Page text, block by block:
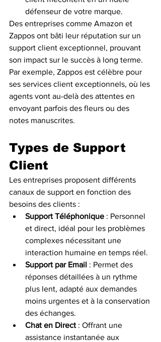
défenseur de votre marque.
Des entreprises comme Amazon et
Zappos ont bâti leur réputation sur un
support client exceptionnel, prouvant
son impact sur le succès à long terme.
Par exemple, Zappos est célèbre pour
ses services client exceptionnels, où les
agents vont au-delà des attentes en
envoyant parfois des fleurs ou des
notes manuscrites.
Types de Support
Client
Les entreprises proposent différents
canaux de support en fonction des
besoins des clients :
Support Téléphonique : Personnel
et direct, idéal pour les problèmes
complexes nécessitant une
interaction humaine en temps réel.
Support par Email : Permet des
réponses détaillées à un rythme
plus lent, adapté aux demandes
moins urgentes et à la conservation
des échanges.
Chat en Direct : Offrant une
assistance instantanée aux